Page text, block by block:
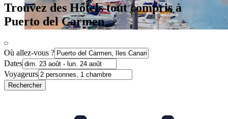
Trouvez des Hôtels tout compris à
Puerto del Carmen
Où allez-vous ?
Dates
Voyageurs
Rechercher